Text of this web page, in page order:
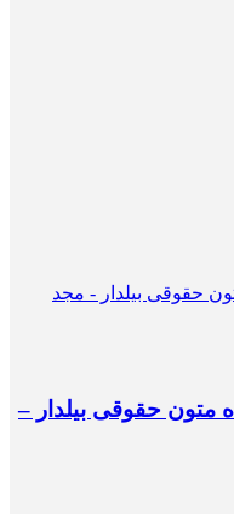
حقوقی بیلدار –